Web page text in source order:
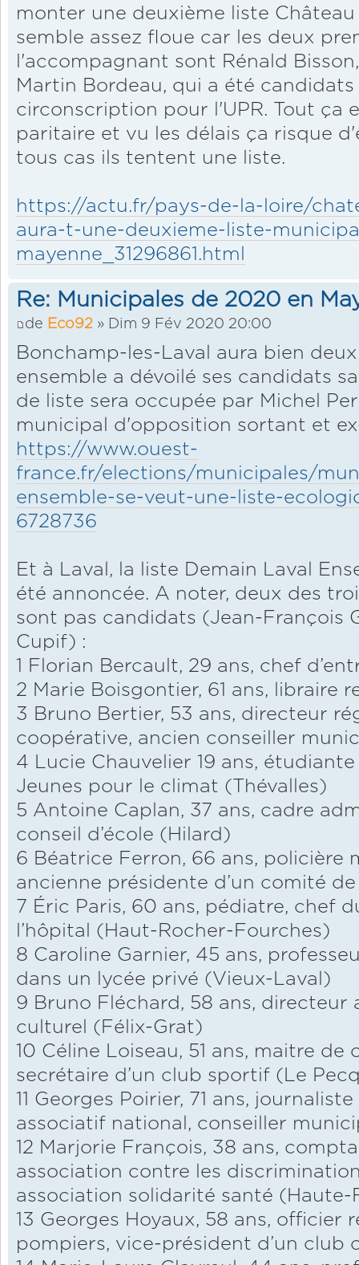
monter une deuxième liste
semble assez floue car les deux
l'accompagnant sont Rénald
Martin Bordeau, qui a été
circonscription pour l'UPR. Tout ça
paritaire et vu les délais ça risque
tous cas ils tentent une liste.
https://actu.fr/pays-de-la-loire/
aura-t-une-deuxieme-liste-
mayenne_31296861.html
Re: Municipales de 2020 en
de Eco92 » Dim 9 Fév 2020 20:00
Bonchamp-les-Laval aura bien
ensemble a dévoilé ses candidats
de liste sera occupée par Michel
municipal d'opposition sortant et
https://www.ouest-
france.fr/elections/municipales/
ensemble-se-veut-une-liste-
6728736
Et à Laval, la liste Demain Laval
été annoncée. A noter, deux des
sont pas candidats (Jean-François
Cupif) :
1 Florian Bercault, 29 ans, chef
2 Marie Boisgontier, 61 ans, libraire
3 Bruno Bertier, 53 ans, directeur
coopérative, ancien conseiller
4 Lucie Chauvelier 19 ans,
Jeunes pour le climat (Thévalles)
5 Antoine Caplan, 37 ans, cadre
conseil d’école (Hilard)
6 Béatrice Ferron, 66 ans, policière
ancienne présidente d’un comité
7 Éric Paris, 60 ans, pédiatre, chef
l’hôpital (Haut-Rocher-Fourches)
8 Caroline Garnier, 45 ans,
dans un lycée privé (Vieux-Laval)
9 Bruno Fléchard, 58 ans, directeur
culturel (Félix-Grat)
10 Céline Loiseau, 51 ans, maitre de
secrétaire d’un club sportif (Le
11 Georges Poirier, 71 ans,
associatif national, conseiller
12 Marjorie François, 38 ans,
association contre les
association solidarité santé (Haute-
13 Georges Hoyaux, 58 ans, officier
pompiers, vice-président d’un club